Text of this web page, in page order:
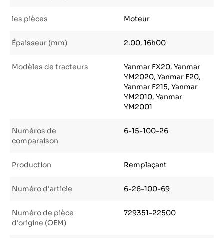
les pièces Moteur
Épaisseur (mm) 2.00, 16h00
Modèles de tracteurs
Yanmar FX20, Yanmar
YM2020, Yanmar F20,
Yanmar F215, Yanmar
YM2010, Yanmar
YM2001
Numéros de
comparaison
6-15-100-26
Production Remplaçant
Numéro d'article 6-26-100-69
Numéro de pièce
d'origine (OEM)
729351-22500